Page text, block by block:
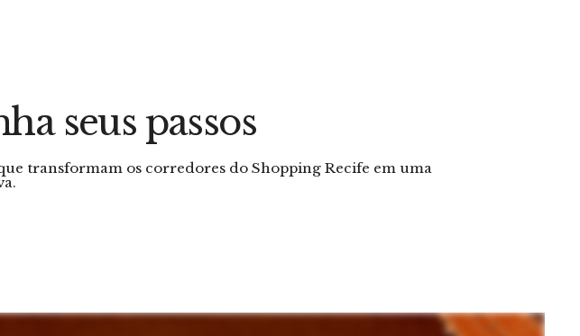
seus passos
transformam os corredores do Shopping Recife em uma